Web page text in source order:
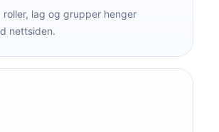
roller, lag og grupper henger
nettsiden.